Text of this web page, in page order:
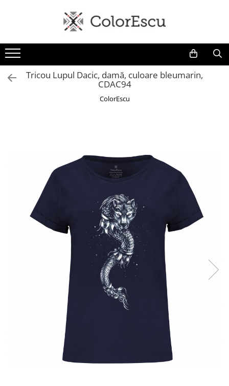
Toate produsele
Tricouri
Tricouri bărbați
Tricouri damă
Bluze si hanorace bărbați
Bluze si hanorace damă
Bluze de trening | Bluze tehnice
Pantaloni
Șepci și căciuli
Simboluri tradiționale
Tricouri cu mesaje de bine
Tricouri de poveste
Colecții speciale
Tricou Lupul Dacic, damă, culoare bleumarin,
CDAC94
ColorEscu